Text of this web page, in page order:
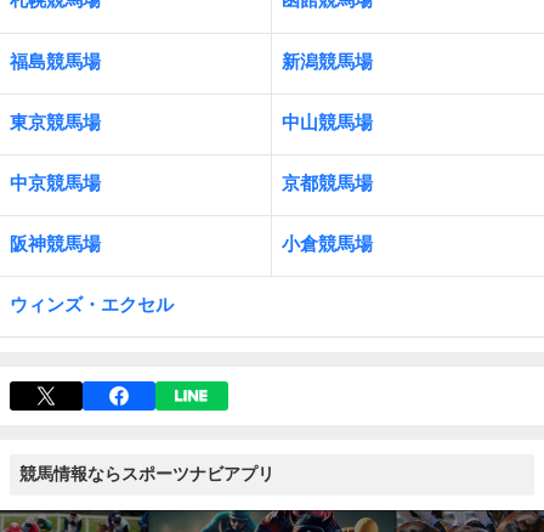
福島競馬場 新潟競馬場
東京競馬場 中山競馬場
中京競馬場 京都競馬場
阪神競馬場 小倉競馬場
ウィンズ・エクセル
競馬情報ならスポーツナビアプリ